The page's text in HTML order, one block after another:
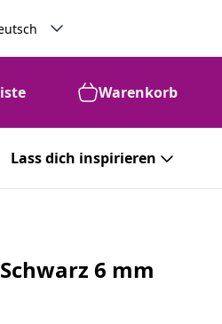
Warenkorb
Lass dich inspirieren
6 mm